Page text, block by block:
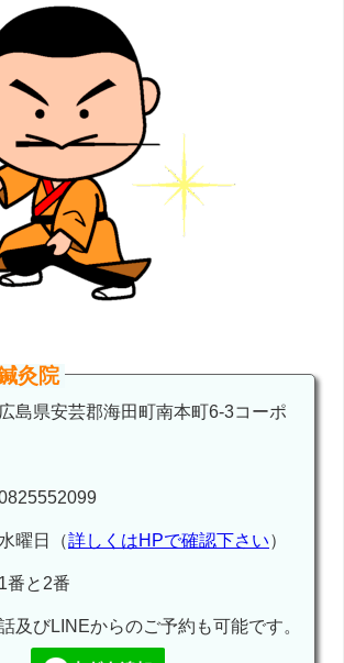
灸院
安芸郡海田町南本町6-3コーポ
日（詳しくはHPで確認下さい）
2番
及びLINEからのご予約も可能です。